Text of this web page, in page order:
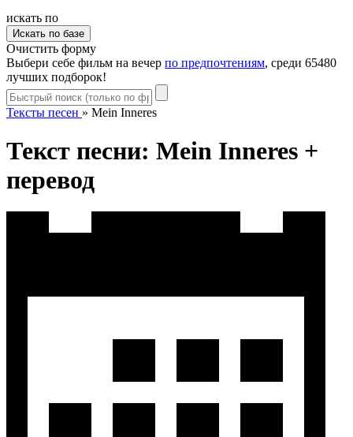
искать по
Очистить форму
Выбери себе фильм на вечер по предпочтениям, среди 65480
лучших подборок!
Тексты песен » Mein Inneres
Текст песни: Mein Inneres +
перевод